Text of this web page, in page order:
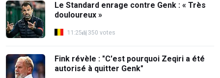
Le Standard enrage contre Genk : « Très
douloureux »
11:25 350 votes
Fink révèle : "C'est pourquoi Zeqiri a été
autorisé à quitter Genk"